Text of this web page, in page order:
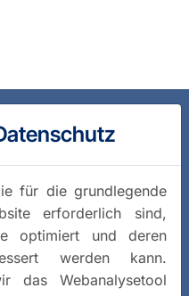
für die grundlegende
erforderlich sind,
optimiert und deren
werden kann.
das Webanalysetool